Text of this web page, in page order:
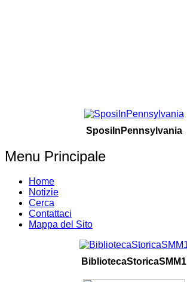
SposiInPennsylvania
Menu Principale
Home
Notizie
Cerca
Contattaci
Mappa del Sito
BibliotecaStoricaSMM1